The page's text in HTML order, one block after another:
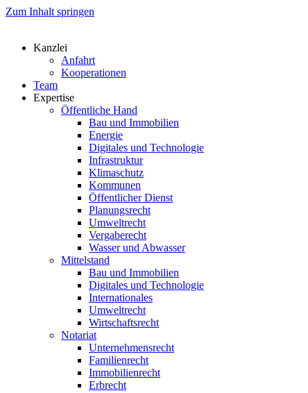
Zum Inhalt springen
Kanzlei
Anfahrt
Kooperationen
Team
Expertise
Öffentliche Hand
Bau und Immobilien
Energie
Digitales und Technologie
Infrastruktur
Klimaschutz
Kommunen
Öffentlicher Dienst
Planungsrecht
Umweltrecht
Vergaberecht
Wasser und Abwasser
Mittelstand
Bau und Immobilien
Digitales und Technologie
Internationales
Umweltrecht
Wirtschaftsrecht
Notariat
Unternehmensrecht
Familienrecht
Immobilienrecht
Erbrecht